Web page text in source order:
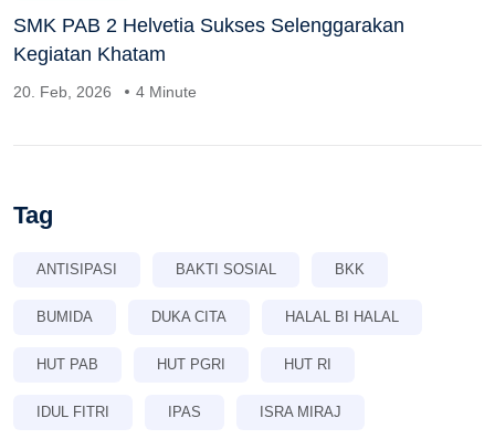
SMK PAB 2 Helvetia Sukses Selenggarakan
Kegiatan Khatam
20. Feb, 2026 4 Minute
Tag
ANTISIPASI BAKTI SOSIAL BKK
BUMIDA DUKA CITA HALAL BI HALAL
HUT PAB HUT PGRI HUT RI
IDUL FITRI IPAS ISRA MIRAJ